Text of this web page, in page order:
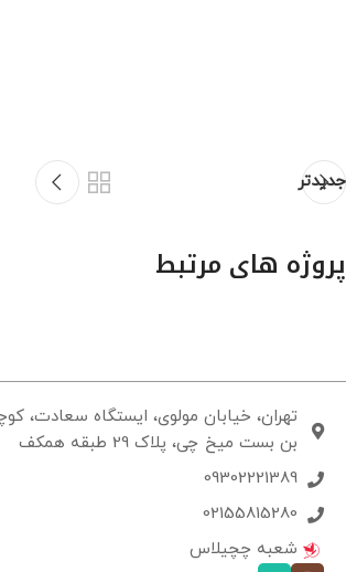
جدیدتر
پروژه های مرتبط
تهران، خیابان مولوی، ایستگاه سعادت،
بن بست میخ چی، پلاک 29 طبقه همکف
09302221389
02155815280
شعبه چچیلاس